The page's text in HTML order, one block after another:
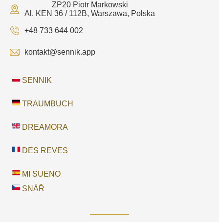
ZP20 Piotr Markowski
Al. KEN 36 / 112B, Warszawa, Polska
+48 733 644 002
kontakt@sennik.app
SENNIK
TRAUMBUCH
DREAMORA
DES REVES
MI SUENO
SNÁŘ